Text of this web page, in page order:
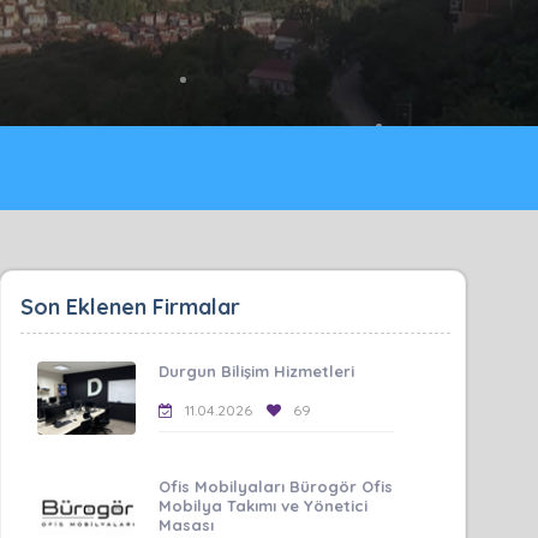
Son Eklenen Firmalar
Durgun Bilişim Hizmetleri
11.04.2026 69
Ofis Mobilyaları Bürogör Ofis
Mobilya Takımı ve Yönetici
Masası